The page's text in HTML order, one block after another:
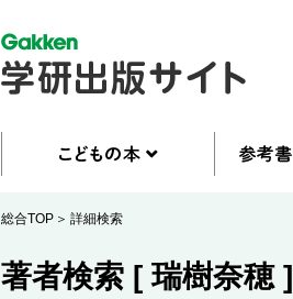
総合TOP 詳細検索
著者検索 [ 瑞樹奈穂 ]